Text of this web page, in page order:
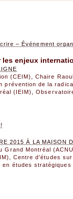
– Événement
les enjeux
(CEIM)
,Chaire
prévention de la
(IEIM) ,
2015 À LA MAISON
Grand Montréal
Centre d’études
en études